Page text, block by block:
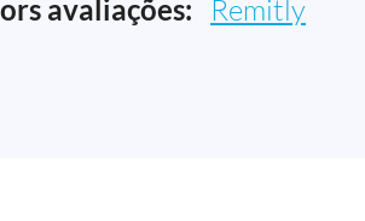
avaliações: Remitly